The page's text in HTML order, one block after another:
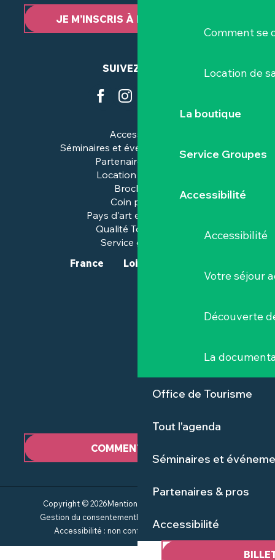
Comment se
Location de
La boutique
Service Groupes
Accessibilité
Accessibilité
Votre séjour
Découverte
La
Office de Tourisme
Tout l'agenda
Séminaires et
Partenaires & pros
Accessibilité
JE M’INSCRIS À LA NEWSLETTER
SUIVEZ-NOUS
Accessibilité
Séminaires et événements pros
Partenaires & pros
Location de salles
Brochures
Coin presse
Pays d'art et d'histoire
Qualité Tourisme™
Service groupes
COMMENT VENIR ?
France Loire-Atlantique
Copyright © 2026Mentions Légales
Gestion du consentementPolitique de confidentialité
Accessibilité : non conformeService groupes